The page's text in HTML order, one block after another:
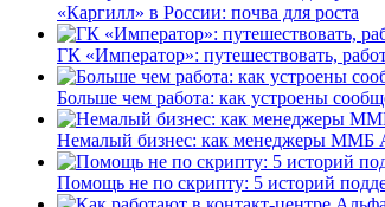
«Каргилл» в России: почва для роста
ГК «Император»: путешествовать,
Больше чем работа: как устроены
Немалый бизнес: как менеджеры ММБ
Помощь не по скрипту: 5 историй